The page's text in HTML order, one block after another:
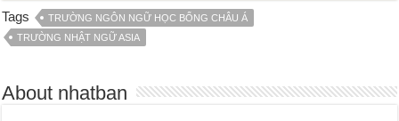
Tags
TRƯỜNG NGÔN NGỮ HỌC BỔNG CHÂU Á
TRƯỜNG NHẬT NGỮ ASIA
About nhatban